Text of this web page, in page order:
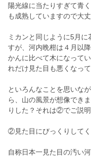
陽光線に当たりすぎて青
も成熟していますので大
ミカンと同じように5月
すが、河内晩柑は４月以
かんに比べて木になって
れだけ見た目も悪くなっ
といろんなことを思いな
ら、山の風景が想像でき
りした？それは②でご説明
②見た目にびっくりしてく
自称日本一見た目の汚い